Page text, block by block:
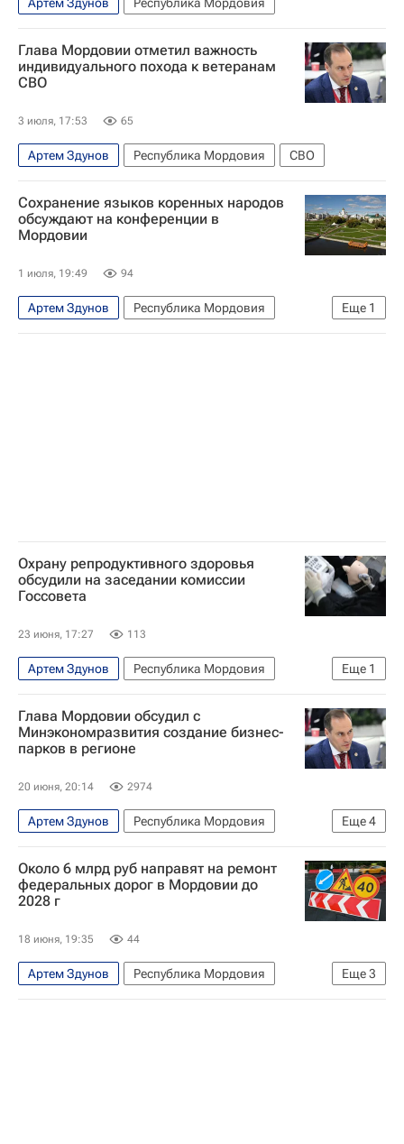
Глава Мордовии отметил важность
индивидуального похода к ветеранам
СВО
3 июля, 17:53 65
Артем Здунов Республика Мордовия СВО
Сохранение языков коренных народов
обсуждают на конференции в
Мордовии
1 июля, 19:49 94
Еще 1
Артем Здунов
Республика Мордовия
Саранск
Охрану репродуктивного здоровья
обсудили на заседании комиссии
Госсовета
23 июня, 17:27 113
Еще 1
Артем Здунов
Республика Мордовия
Россия
Глава Мордовии обсудил с
Минэкономразвития создание бизнес-
парков в регионе
20 июня, 20:14 2974
Еще4
Артем Здунов
Республика Мордовия
Экономика
Россия
Максим Решетников
Министерство экономического развития РФ (Минэкономразвития России)
Около 6 млрд руб направят на ремонт
федеральных дорог в Мордовии до
2028 г
18 июня, 19:35 44
Еще3
Артем Здунов
Республика Мордовия
Саранск
Арзамас Пенза